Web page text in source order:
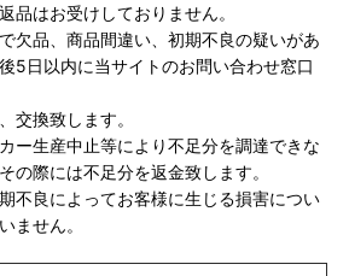
品はお受けしておりません。
欠品、商品間違い、初期不良の疑いがあ
5日以内に当サイトのお問い合わせ窓口
交換致します。
ー生産中止等により不足分を調達できな
の際には不足分を返金致します。
不良によってお客様に生じる損害につい
ません。